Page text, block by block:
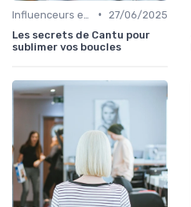
•
27/06/2025
Les secrets de Cantu pour
sublimer vos boucles